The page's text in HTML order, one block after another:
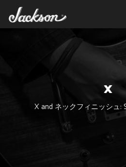
X
X and ネックフィニッシュ: